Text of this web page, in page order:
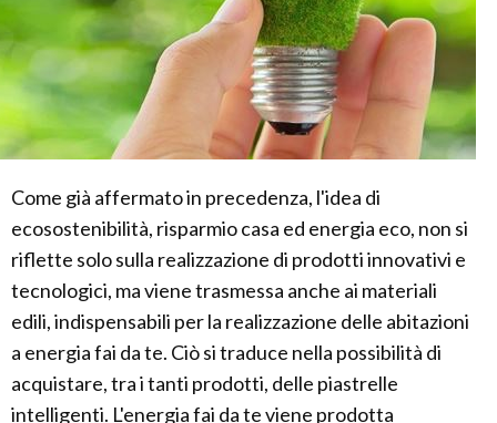
Come già affermato in precedenza, l'idea di
ecosostenibilità, risparmio casa ed energia eco, non si
riflette solo sulla realizzazione di prodotti innovativi e
tecnologici, ma viene trasmessa anche ai materiali
edili, indispensabili per la realizzazione delle abitazioni
a energia fai da te. Ciò si traduce nella possibilità di
acquistare, tra i tanti prodotti, delle piastrelle
intelligenti. L'energia fai da te viene prodotta